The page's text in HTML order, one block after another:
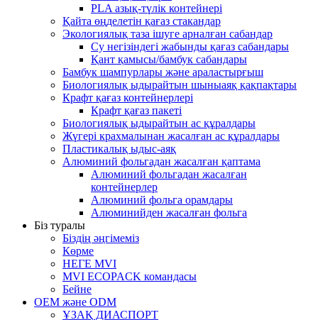
PLA азық-түлік контейнері
Қайта өңделетін қағаз стакандар
Экологиялық таза ішуге арналған сабандар
Су негізіндегі жабынды қағаз сабандары
Қант қамысы/бамбук сабандары
Бамбук шампурлары және араластырғыш
Биологиялық ыдырайтын шыныаяқ қақпақтары
Крафт қағаз контейнерлері
Крафт қағаз пакеті
Биологиялық ыдырайтын ас құралдары
Жүгері крахмалынан жасалған ас құралдары
Пластикалық ыдыс-аяқ
Алюминий фольгадан жасалған қаптама
Алюминий фольгадан жасалған
контейнерлер
Алюминий фольга орамдары
Алюминийден жасалған фольга
Біз туралы
Біздің әңгімеміз
Көрме
НЕГЕ MVI
MVI ECOPACK командасы
Бейне
OEM және ODM
ҰЗАҚ ДИАСПОРТ